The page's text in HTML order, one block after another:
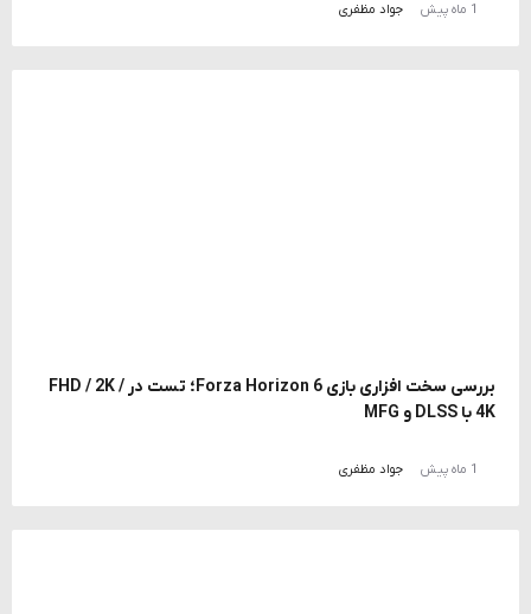
1 ماه پیش جواد مظفری
بررسی سخت افزاری بازی Forza Horizon 6؛ تست در FHD / 2K /
4K با DLSS و MFG
1 ماه پیش جواد مظفری